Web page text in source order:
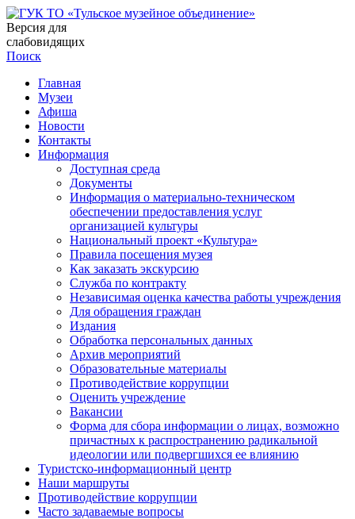
Версия для
слабовидящих
Поиск
Главная
Музеи
Афиша
Новости
Контакты
Информация
Доступная среда
Документы
Информация о материально-техническом
обеспечении предоставления услуг
организацией культуры
Национальный проект «Культура»
Правила посещения музея
Как заказать экскурсию
Служба по контракту
Независимая оценка качества работы учреждения
Для обращения граждан
Издания
Обработка персональных данных
Архив мероприятий
Образовательные материалы
Противодействие коррупции
Оценить учреждение
Вакансии
Форма для сбора информации о лицах, возможно
причастных к распространению радикальной
идеологии или подвергшихся ее влиянию
Туристско-информационный центр
Наши маршруты
Противодействие коррупции
Часто задаваемые вопросы